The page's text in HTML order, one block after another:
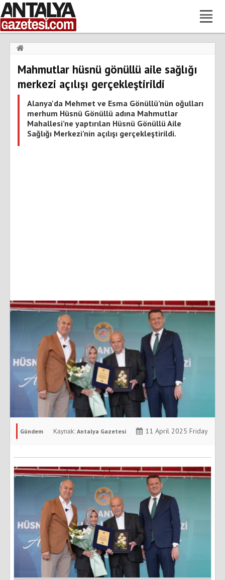
Mahmutlar hüsnü gönüllü aile sağlığı merkezi açılışı
gerçekleştirildi
Mahmutlar hüsnü gönüllü aile sağlığı
merkezi açılışı gerçekleştirildi
Alanya'da Mehmet ve Esma Gönüllü’nün oğulları
merhum Hüsnü Gönüllü adına Mahmutlar
Mahallesi’ne yaptırılan Hüsnü Gönüllü Aile
Sağlığı Merkezi’nin açılışı gerçekleştirildi.
Gündem Antalya Gazetesi 11 April 2025 Friday